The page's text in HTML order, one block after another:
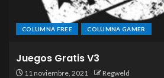
COLUMNA FREE COLUMNA GAMER
Juegos Gratis V3
11 noviembre, 2021 Regweld